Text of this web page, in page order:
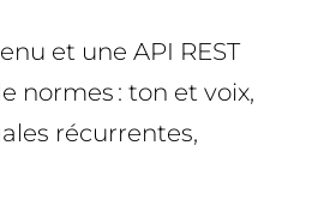
et une API REST
normes : ton et voix,
récurrentes,